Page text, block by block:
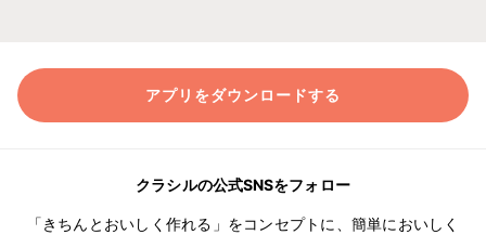
アプリをダウンロードする
クラシルの公式SNSをフォロー
「きちんとおいしく作れる」をコンセプトに、簡単においしく